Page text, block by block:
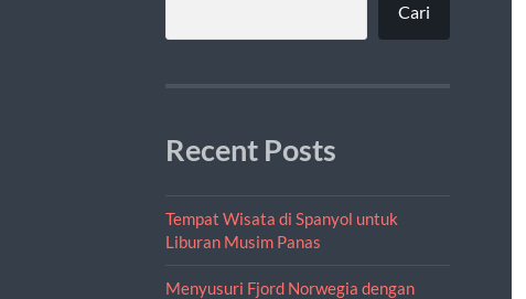
Cari
Recent Posts
Tempat Wisata di Spanyol untuk
Liburan Musim Panas
Menyusuri Fjord Norwegia dengan